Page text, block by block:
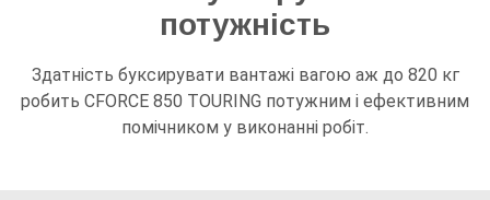
потужність
Здатність буксирувати вантажі вагою аж до 820 кг
робить CFORCE 850 TOURING потужним і ефективним
помічником у виконанні робіт.